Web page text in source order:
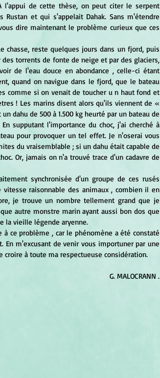
l'appui de cette thèse, on peut citer le serpent
et qui s'appelait Dahak. Sans m'étendre
dire maintenant le problème curieux que ces
torrents de fonte de neige et par des glaciers,
de l'eau douce en abondance , celle-ci étant
quand on navigue dans le fjord, que le bateau
comme si on venait de toucher u n haut fond et
! Les marins disent alors qu'ils viennent de «
dahu de 500 à 1.500 kg heurté par un bateau de
supputant l'importance du choc, j'ai cherché à
pour provoquer un tel effet. Je n'oserai vous
du vraisemblable ; si un dahu était capable de
Or, jamais on n'a trouvé trace d'un cadavre de
raisonnable des animaux , combien il en
je trouve un nombre tellement grand que je
autre monstre marin ayant aussi bon dos que
la vieille légende aryenne.
m'excusant de venir vous importuner par une
croire à toute ma respectueuse considération.
G. MALOCRANN .